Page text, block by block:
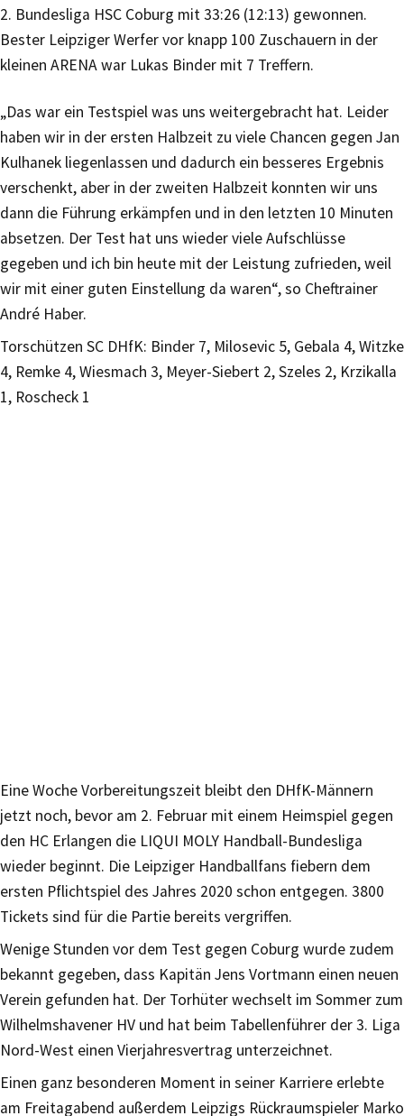
2. Bundesliga HSC Coburg mit 33:26 (12:13) gewonnen.
Bester Leipziger Werfer vor knapp 100 Zuschauern in der
kleinen ARENA war Lukas Binder mit 7 Treffern.
„Das war ein Testspiel was uns weitergebracht hat. Leider
haben wir in der ersten Halbzeit zu viele Chancen gegen Jan
Kulhanek liegenlassen und dadurch ein besseres Ergebnis
verschenkt, aber in der zweiten Halbzeit konnten wir uns
dann die Führung erkämpfen und in den letzten 10 Minuten
absetzen. Der Test hat uns wieder viele Aufschlüsse
gegeben und ich bin heute mit der Leistung zufrieden, weil
wir mit einer guten Einstellung da waren“, so Cheftrainer
André Haber.
Torschützen SC DHfK: Binder 7, Milosevic 5, Gebala 4, Witzke
4, Remke 4, Wiesmach 3, Meyer-Siebert 2, Szeles 2, Krzikalla
1, Roscheck 1
Eine Woche Vorbereitungszeit bleibt den DHfK-Männern
jetzt noch, bevor am 2. Februar mit einem Heimspiel gegen
den HC Erlangen die LIQUI MOLY Handball-Bundesliga
wieder beginnt. Die Leipziger Handballfans fiebern dem
ersten Pflichtspiel des Jahres 2020 schon entgegen. 3800
Tickets sind für die Partie bereits vergriffen.
Wenige Stunden vor dem Test gegen Coburg wurde zudem
bekannt gegeben, dass Kapitän Jens Vortmann einen neuen
Verein gefunden hat. Der Torhüter wechselt im Sommer zum
Wilhelmshavener HV und hat beim Tabellenführer der 3. Liga
Nord-West einen Vierjahresvertrag unterzeichnet.
Einen ganz besonderen Moment in seiner Karriere erlebte
am Freitagabend außerdem Leipzigs Rückraumspieler Marko